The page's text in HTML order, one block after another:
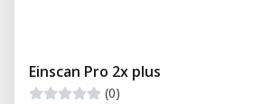
Einscan Pro 2x plus
(0)